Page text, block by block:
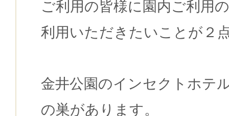
ご利用の皆様に園内ご利用
利用いただきたいことが２
金井公園のインセクトホテ
の巣があります。